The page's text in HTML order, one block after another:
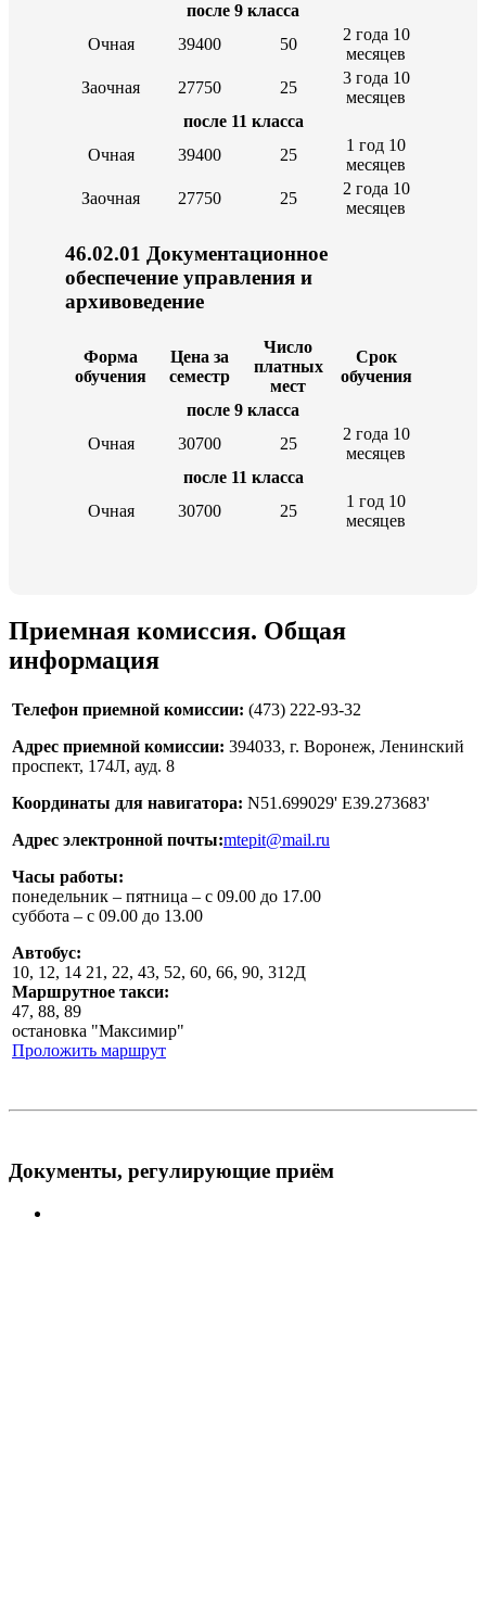
после 9 класса
Очная
39400 50
2 года 10
месяцев
Заочная
27750 25
3 года 10
месяцев
после 11 класса
Очная
39400 25
1 год 10
месяцев
Заочная
27750 25
2 года 10
месяцев
46.02.01 Документационное
обеспечение управления и
архивоведение
Форма
обучения
Цена за
семестр
Число
платных
мест
Срок
обучения
после 9 класса
Очная
30700 25
2 года 10
месяцев
после 11 класса
Очная
30700 25
1 год 10
месяцев
Приемная комиссия. Общая
информация
Телефон приемной комиссии: (473) 222-93-32
Адрес приемной комиссии: 394033, г. Воронеж, Ленинский
проспект, 174Л, ауд. 8
Координаты для навигатора: N51.699029' E39.273683'
Адрес электронной почты:mtepit@mail.ru
Часы работы:
понедельник – пятница – с 09.00 до 17.00
суббота – с 09.00 до 13.00
Автобус:
10, 12, 14 21, 22, 43, 52, 60, 66, 90, 312Д
Маршрутное такси:
47, 88, 89
остановка "Максимир"
Проложить маршрут
Документы, регулирующие приём